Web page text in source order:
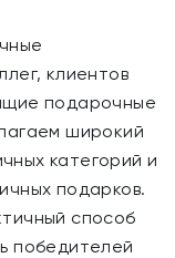
клиентов
подарочные
широкий
категорий и
подарков.
способ
победителей